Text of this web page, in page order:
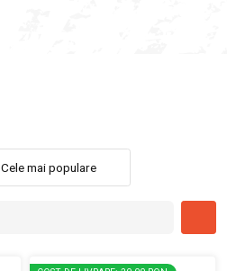
Cele mai populare